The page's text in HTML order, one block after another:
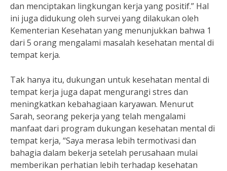
dan menciptakan lingkungan kerja yang positif.” Hal
ini juga didukung oleh survei yang dilakukan oleh
Kementerian Kesehatan yang menunjukkan bahwa 1
dari 5 orang mengalami masalah kesehatan mental di
tempat kerja.
Tak hanya itu, dukungan untuk kesehatan mental di
tempat kerja juga dapat mengurangi stres dan
meningkatkan kebahagiaan karyawan. Menurut
Sarah, seorang pekerja yang telah mengalami
manfaat dari program dukungan kesehatan mental di
tempat kerja, “Saya merasa lebih termotivasi dan
bahagia dalam bekerja setelah perusahaan mulai
memberikan perhatian lebih terhadap kesehatan